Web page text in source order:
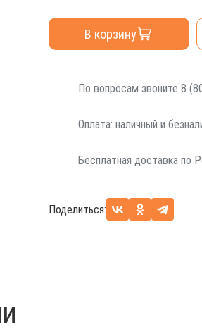
В корзину
По вопросам звоните 8
Оплата: наличный и
Бесплатная доставка по
Поделиться: